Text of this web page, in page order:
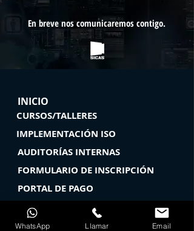
En breve nos comunicaremos contigo.
INICIO
CURSOS/TALLERES
IMPLEMENTACIÓN ISO
AUDITORÍAS INTERNAS
FORMULARIO DE INSCRIPCIÓN
PORTAL DE PAGO
¿QUIENES SOMOS?
BUZÓN DE QUEJAS Y SUGERENCIAS
WhatsApp Llamar Email